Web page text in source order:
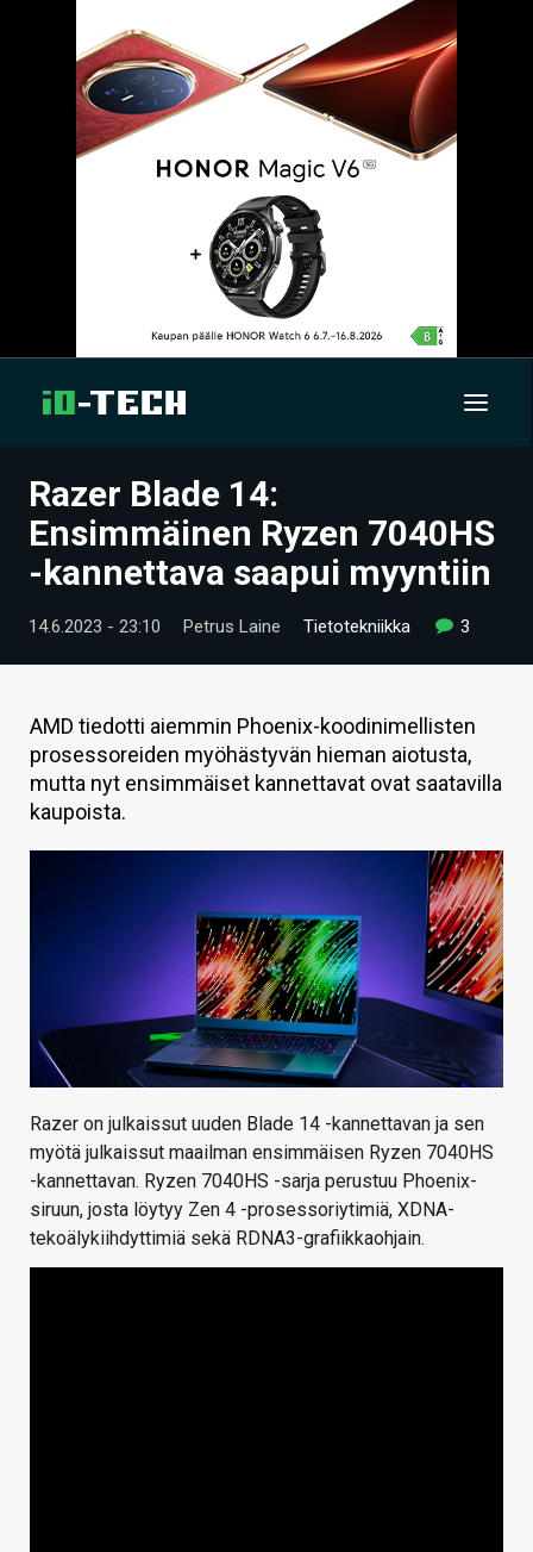
UUTISET
ARTIKKELIT
VIDEOT
TECHBBS
TIETOA
HINTA.FI
KAUPPA
Razer Blade 14:
Ensimmäinen Ryzen 7040HS
-kannettava saapui myyntiin
14.6.2023 - 23:10 Petrus Laine Tietotekniikka 3
AMD tiedotti aiemmin Phoenix-koodinimellisten
prosessoreiden myöhästyvän hieman aiotusta,
mutta nyt ensimmäiset kannettavat ovat saatavilla
kaupoista.
Razer on julkaissut uuden Blade 14 -kannettavan ja sen
myötä julkaissut maailman ensimmäisen Ryzen 7040HS
-kannettavan. Ryzen 7040HS -sarja perustuu Phoenix-
siruun, josta löytyy Zen 4 -prosessoriytimiä, XDNA-
tekoälykiihdyttimiä sekä RDNA3-grafiikkaohjain.